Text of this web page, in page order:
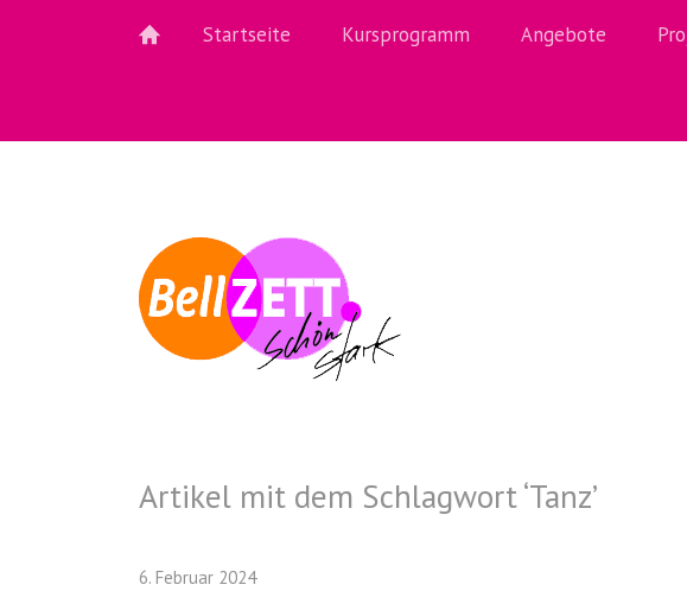
Startseite Kursprogramm Angebote
Artikel mit dem Schlagwort ‘Tanz’
6. Februar 2024